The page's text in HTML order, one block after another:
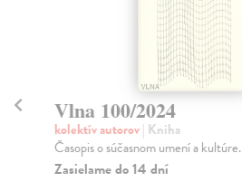
Vlna 100/2024
kolektív autorov| Kniha
Časopis o súčasnom umení a kultúre.
Zasielame do 14 dní